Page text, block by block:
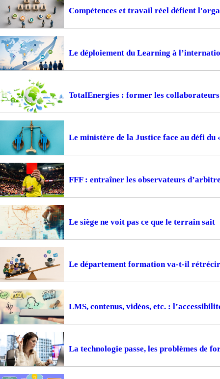
Compétences et travail réel défient
Le déploiement du Learning à
TotalEnergies : former les
Le ministère de la Justice face au défi
FFF : entraîner les observateurs
Le siège ne voit pas ce que le terrain sait
Le département formation va-t-il
LMS, contenus, vidéos, etc. :
La technologie passe, les problèmes de